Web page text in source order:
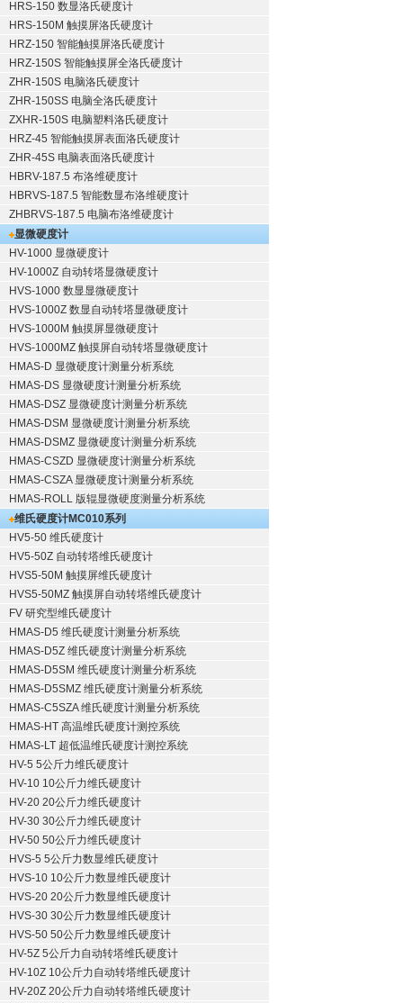
HRS-150 数显洛氏硬度计
HRS-150M 触摸屏洛氏硬度计
HRZ-150 智能触摸屏洛氏硬度计
HRZ-150S 智能触摸屏全洛氏硬度计
ZHR-150S 电脑洛氏硬度计
ZHR-150SS 电脑全洛氏硬度计
ZXHR-150S 电脑塑料洛氏硬度计
HRZ-45 智能触摸屏表面洛氏硬度计
ZHR-45S 电脑表面洛氏硬度计
HBRV-187.5 布洛维硬度计
HBRVS-187.5 智能数显布洛维硬度计
ZHBRVS-187.5 电脑布洛维硬度计
显微硬度计
HV-1000 显微硬度计
HV-1000Z 自动转塔显微硬度计
HVS-1000 数显显微硬度计
HVS-1000Z 数显自动转塔显微硬度计
HVS-1000M 触摸屏显微硬度计
HVS-1000MZ 触摸屏自动转塔显微硬度计
HMAS-D 显微硬度计测量分析系统
HMAS-DS 显微硬度计测量分析系统
HMAS-DSZ 显微硬度计测量分析系统
HMAS-DSM 显微硬度计测量分析系统
HMAS-DSMZ 显微硬度计测量分析系统
HMAS-CSZD 显微硬度计测量分析系统
HMAS-CSZA 显微硬度计测量分析系统
HMAS-ROLL 版辊显微硬度测量分析系统
维氏硬度计MC010系列
HV5-50 维氏硬度计
HV5-50Z 自动转塔维氏硬度计
HVS5-50M 触摸屏维氏硬度计
HVS5-50MZ 触摸屏自动转塔维氏硬度计
FV 研究型维氏硬度计
HMAS-D5 维氏硬度计测量分析系统
HMAS-D5Z 维氏硬度计测量分析系统
HMAS-D5SM 维氏硬度计测量分析系统
HMAS-D5SMZ 维氏硬度计测量分析系统
HMAS-C5SZA 维氏硬度计测量分析系统
HMAS-HT 高温维氏硬度计测控系统
HMAS-LT 超低温维氏硬度计测控系统
HV-5 5公斤力维氏硬度计
HV-10 10公斤力维氏硬度计
HV-20 20公斤力维氏硬度计
HV-30 30公斤力维氏硬度计
HV-50 50公斤力维氏硬度计
HVS-5 5公斤力数显维氏硬度计
HVS-10 10公斤力数显维氏硬度计
HVS-20 20公斤力数显维氏硬度计
HVS-30 30公斤力数显维氏硬度计
HVS-50 50公斤力数显维氏硬度计
HV-5Z 5公斤力自动转塔维氏硬度计
HV-10Z 10公斤力自动转塔维氏硬度计
HV-20Z 20公斤力自动转塔维氏硬度计